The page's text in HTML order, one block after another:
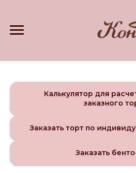
Калькулятор для
заказного
Заказать торт по
Заказать